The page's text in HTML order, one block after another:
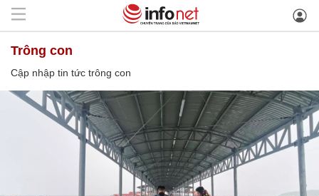
trông con
Cập nhập tin tức trông con